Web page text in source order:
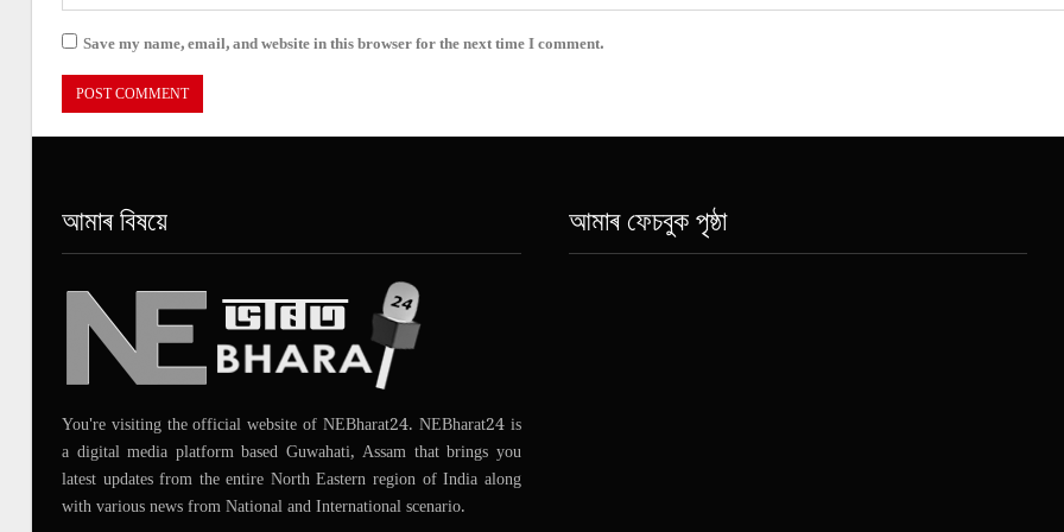
Save my name, email, and website in this browser for the next time I comment.
আমাৰ বিষয়ে
You're visiting the official website of NEBharat24. NEBharat24 is
a digital media platform based Guwahati, Assam that brings you
latest updates from the entire North Eastern region of India along
with various news from National and International scenario.
আমাৰ ফেচবুক পৃষ্ঠা